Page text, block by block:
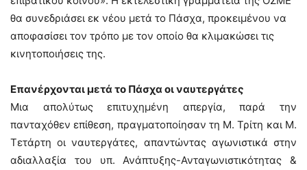
θα συνεδριάσει εκ νέου μετά το Πάσχα, προκειμένου να
αποφασίσει τον τρόπο με τον οποίο θα κλιμακώσει τις
κινητοποιήσεις της.
Επανέρχονται μετά το Πάσχα οι ναυτεργάτες
Μια απολύτως επιτυχημένη απεργία, παρά την
πανταχόθεν επίθεση, πραγματοποίησαν τη Μ. Τρίτη και Μ.
Τετάρτη οι ναυτεργάτες, απαντώντας αγωνιστικά στην
αδιαλλαξία του υπ. Ανάπτυξης-Ανταγωνιστικότητας &